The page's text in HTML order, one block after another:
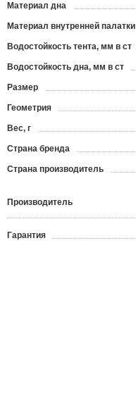
Материал дна
Материал внутренней палатки
Водостойкость тента, мм в ст
Водостойкость дна, мм в ст
Размер
Геометрия
Вес, г
Страна бренда
Страна производитель
Производитель
Гарантия